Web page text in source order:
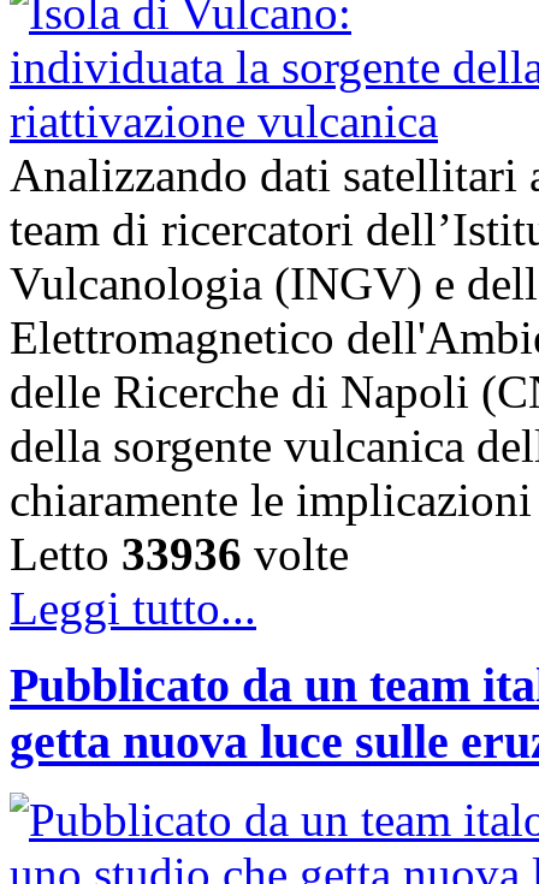
Analizzando dati satellitari
team di ricercatori
Vulcanologia (INGV) e
Elettromagnetico
delle Ricerche di Napoli
della sorgente vulcanica
chiaramente le
Letto 33936 volte
Leggi tutto...
Pubblicato da un team
getta nuova luce sulle